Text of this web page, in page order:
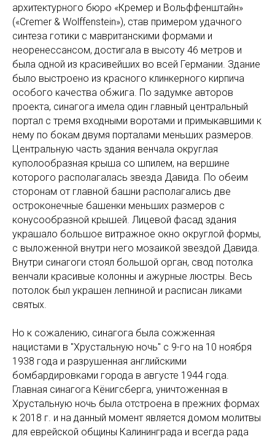
архитектурного бюро «Кремер и Вольффенштайн»
(«Cremer & Wolffenstein»), став примером удачного
синтеза готики с мавританскими формами и
неоренессансом, достигала в высоту 46 метров и
была одной из красивейших во всей Германии. Здание
было выстроено из красного клинкерного кирпича
особого качества обжига. По задумке авторов
проекта, синагога имела один главный центральный
портал с тремя входными воротами и примыкавшими к
нему по бокам двумя порталами меньших размеров.
Центральную часть здания венчала округлая
куполообразная крыша со шпилем, на вершине
которого располагалась звезда Давида. По обеим
сторонам от главной башни располагались две
остроконечные башенки меньших размеров с
конусообразной крышей. Лицевой фасад здания
украшало большое витражное окно округлой формы,
с выложенной внутри него мозаикой звездой Давида.
Внутри синагоги стоял большой орган, свод потолка
венчали красивые колонны и ажурные люстры. Весь
потолок был украшен лепниной и расписан ликами
святых.
Но к сожалению, синагога была сожженная
нацистами в "Хрустальную ночь" с 9-го на 10 ноября
1938 года и разрушенная английскими
бомбардировками города в августе 1944 года.
Главная синагога Кёнигсберга, уничтоженная в
Хрустальную ночь была отстроена в прежних формах
к 2018 г. и на данный момент является домом молитвы
для еврейской общины Калининграда и всегда рада